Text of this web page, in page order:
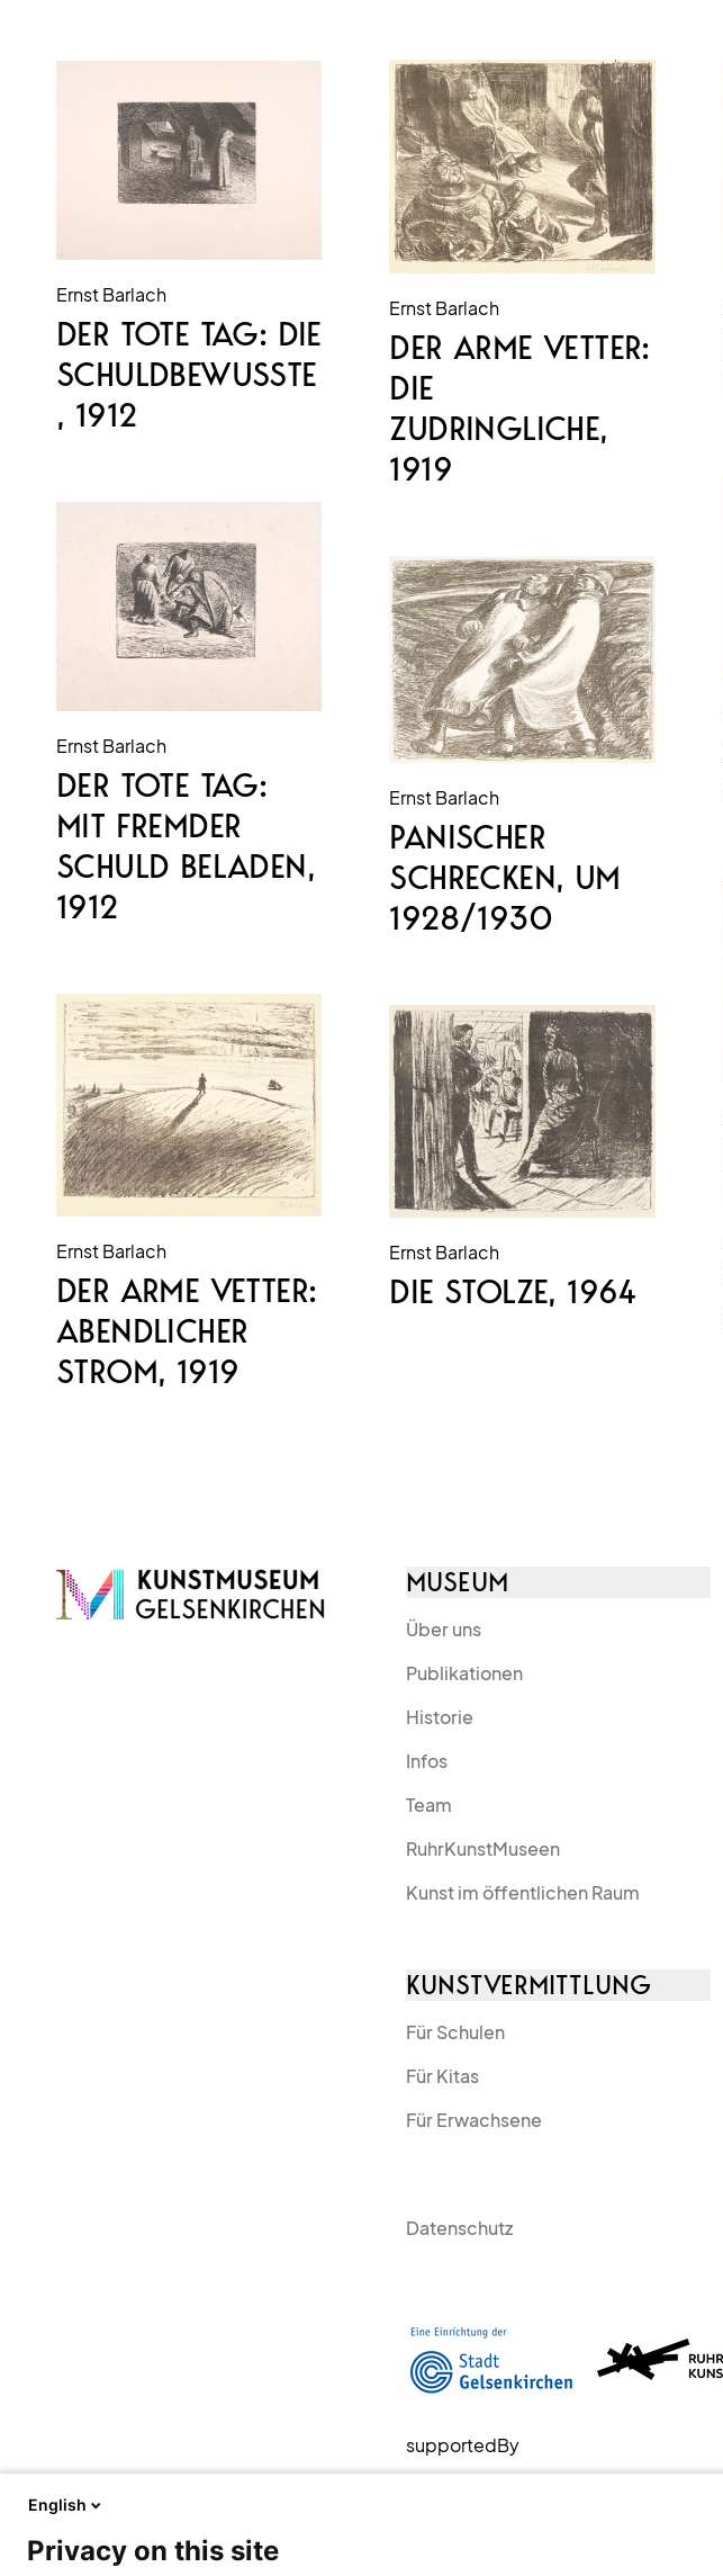
Ernst Barlach
DER TOTE TAG: DIE
SCHULDBEWUSSTE
, 1912
Ernst Barlach
DER TOTE TAG:
MIT FREMDER
SCHULD BELADEN,
1912
Ernst Barlach
DER ARME VETTER:
ABENDLICHER
STROM, 1919
Ernst Barlach
DER ARME VETTER:
DIE
ZUDRINGLICHE,
1919
Ernst Barlach
PANISCHER
SCHRECKEN, UM
1928/1930
Ernst Barlach
DIE STOLZE, 1964
MUSEUM
Über uns
Publikationen
Historie
Infos
Team
RuhrKunstMuseen
Kunst im öffentlichen Raum
KUNSTVERMITTLUNG
Für Schulen
Für Kitas
Für Erwachsene
Datenschutz
supportedBy
English
Privacy on this site